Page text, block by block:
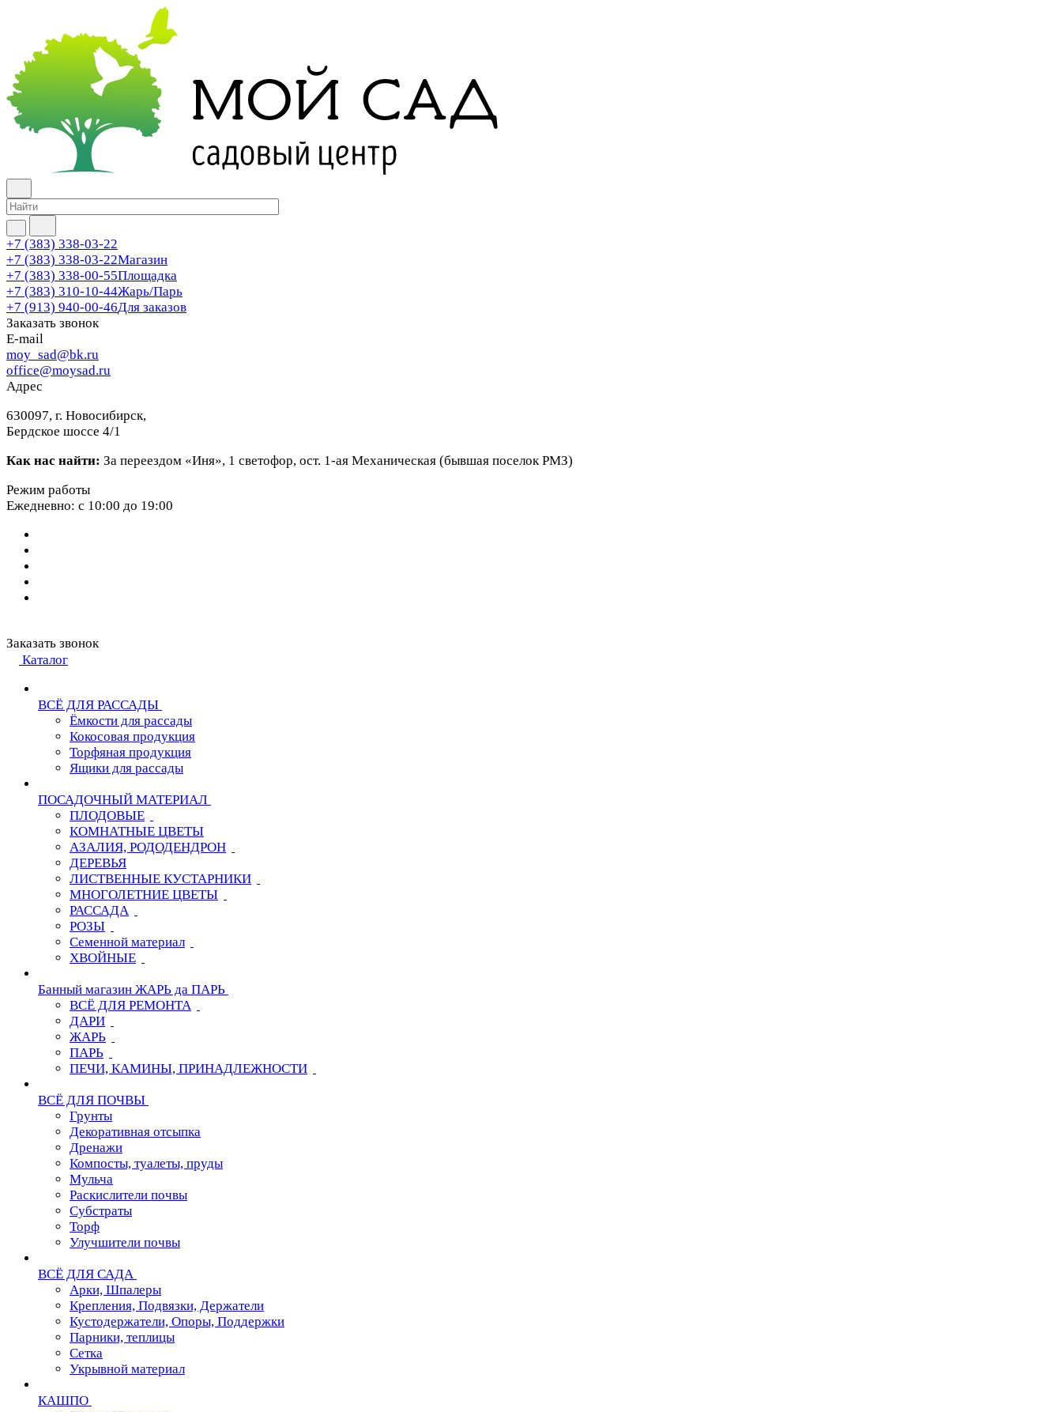
+7 (383) 338-03-22
+7 (383) 338-03-22Магазин
+7 (383) 338-00-55Площадка
+7 (383) 310-10-44Жарь/Парь
+7 (913) 940-00-46Для заказов
Заказать звонок
E-mail
moy_sad@bk.ru
office@moysad.ru
Адрес
630097, г. Новосибирск,
Бердское шоссе 4/1
Как нас найти: За переездом «Иня», 1 светофор, ост. 1-ая Механическая (бывшая поселок РМЗ)
Режим работы
Ежедневно: с 10:00 до 19:00
Заказать звонок
Каталог
ВСЁ ДЛЯ РАССАДЫ
Ёмкости для рассады
Кокосовая продукция
Торфяная продукция
Ящики для рассады
ПОСАДОЧНЫЙ МАТЕРИАЛ
ПЛОДОВЫЕ
КОМНАТНЫЕ ЦВЕТЫ
АЗАЛИЯ, РОДОДЕНДРОН
ДЕРЕВЬЯ
ЛИСТВЕННЫЕ КУСТАРНИКИ
МНОГОЛЕТНИЕ ЦВЕТЫ
РАССАДА
РОЗЫ
Семенной материал
ХВОЙНЫЕ
Банный магазин ЖАРЬ да ПАРЬ
ВСЁ ДЛЯ РЕМОНТА
ДАРИ
ЖАРЬ
ПАРЬ
ПЕЧИ, КАМИНЫ, ПРИНАДЛЕЖНОСТИ
ВСЁ ДЛЯ ПОЧВЫ
Грунты
Декоративная отсыпка
Дренажи
Компосты, туалеты, пруды
Мульча
Раскислители почвы
Субстраты
Торф
Улучшители почвы
ВСЁ ДЛЯ САДА
Арки, Шпалеры
Крепления, Подвязки, Держатели
Кустодержатели, Опоры, Поддержки
Парники, теплицы
Сетка
Укрывной материал
КАШПО